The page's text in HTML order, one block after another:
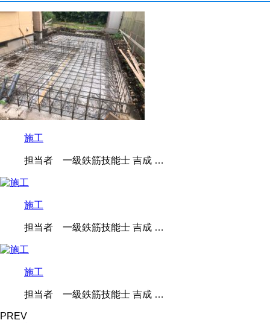
施工
担当者 一級鉄筋技能士 吉成 …
施工
担当者 一級鉄筋技能士 吉成 …
施工
担当者 一級鉄筋技能士 吉成 …
PREV